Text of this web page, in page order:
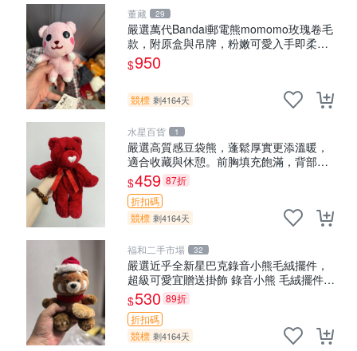
董藏 29
嚴選萬代Bandai郵電熊momomo玫瑰卷毛
款，附原盒與吊牌，粉嫩可愛入手即柔軟
～ 玫瑰卷毛 郵電熊 正品
$950
競標 剩4164天
水星百貨 1
嚴選高質感豆袋熊，蓬鬆厚實更添溫暖，
適合收藏與休憩。前胸填充飽滿，背部亦
具優雅設計。 豆袋熊 保暖 溫柔 蓬松
$459 87折
折扣碼
競標 剩4164天
福和二手市場 32
嚴選近乎全新星巴克錄音小熊毛絨擺件，
超級可愛宜贈送掛飾 錄音小熊 毛絨擺件
贈品
$530 89折
折扣碼
競標 剩4164天